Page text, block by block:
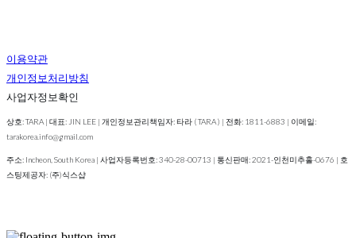
이용약관
개인정보처리방침
사업자정보확인
상호: TARA | 대표: JIN LEE | 개인정보관리책임자: 타라 ( TARA ) | 전화: 1811-6883 | 이메일:
tarakorea.info@gmail.com
주소: Incheon, South Korea | 사업자등록번호:340-28-00713 | 통신판매:2021-인천미추홀-0676 | 호
스팅제공자: (주)식스샵